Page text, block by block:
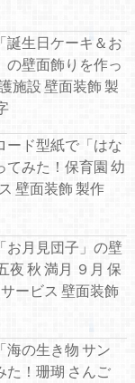
誕生日ケーキ＆お
の壁面飾りを作っ
施設 壁面装飾 製
ード型紙で「はな
てみた！保育園 幼
壁面装飾 製作
お月見団子」の壁
夜 秋 満月 ９月 保
ービス 壁面装飾
海の生き物 サン
た！珊瑚 さんご